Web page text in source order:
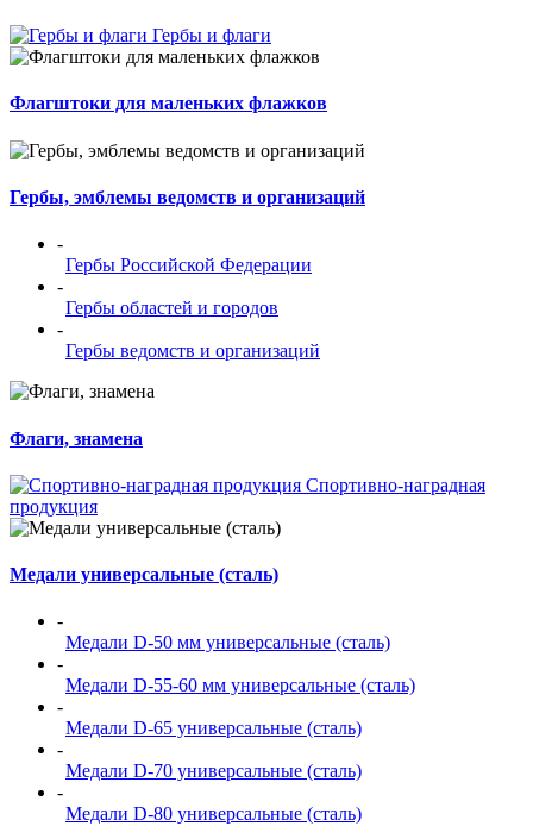
Гербы и флаги
Флагштоки для маленьких флажков
Гербы, эмблемы ведомств и организаций
-
Гербы Российской Федерации
-
Гербы областей и городов
-
Гербы ведомств и организаций
Флаги, знамена
Спортивно-наградная
продукция
Медали универсальные (сталь)
-
Медали D-50 мм универсальные (сталь)
-
Медали D-55-60 мм универсальные (сталь)
-
Медали D-65 универсальные (сталь)
-
Медали D-70 универсальные (сталь)
-
Медали D-80 универсальные (сталь)